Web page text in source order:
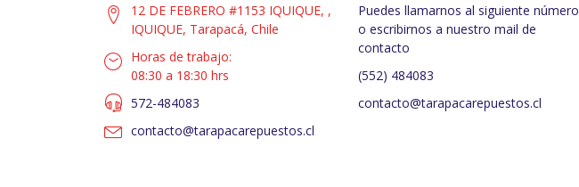
12 DE FEBRERO #1153 IQUIQUE, ,
IQUIQUE, Tarapacá, Chile
Horas de trabajo:
08:30 a 18:30 hrs
572-484083
contacto@tarapacarepuestos.cl
Puedes llamarnos al siguiente número
o escribirnos a nuestro mail de
contacto
(552) 484083
contacto@tarapacarepuestos.cl